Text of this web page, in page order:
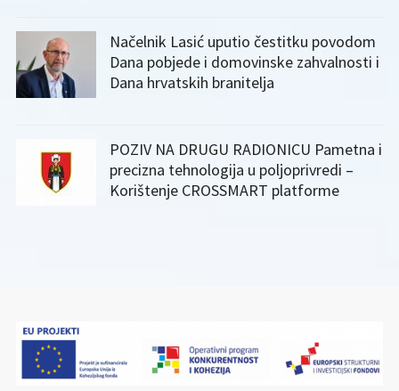
Načelnik Lasić uputio čestitku povodom
Dana pobjede i domovinske zahvalnosti i
Dana hrvatskih branitelja
POZIV NA DRUGU RADIONICU Pametna i
precizna tehnologija u poljoprivredi –
Korištenje CROSSMART platforme